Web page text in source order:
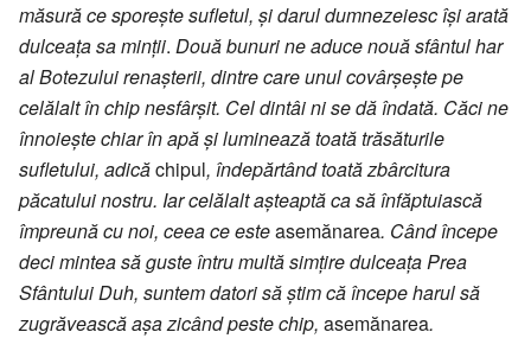
măsură ce sporește sufletul, și darul dumnezeiesc își arată
dulceața sa minții. Două bunuri ne aduce nouă sfântul har
al Botezului renașterii, dintre care unul covârșește pe
celălalt în chip nesfârșit. Cel dintâi ni se dă îndată. Căci ne
înnoiește chiar în apă și luminează toată trăsăturile
sufletului, adicăchipul, îndepărtând toată zbârcitura
păcatului nostru. Iar celălalt așteaptă ca să înfăptuiască
împreună cu noi, ceea ce esteasemănarea. Când începe
deci mintea să guste întru multă simțire dulceața Prea
Sfântului Duh, suntem datori să știm că începe harul să
zugrăvească așa zicând peste chip, asemănarea.